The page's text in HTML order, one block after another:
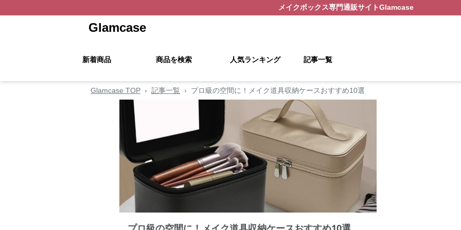
メイクボックス専門通販サイトGlamcase
Glamcase
新着商品 商品を検索 人気ランキング 記事一覧
Glamcase TOP › 記事一覧 › プロ級の空間に！メイク道具収納ケースおすすめ10選